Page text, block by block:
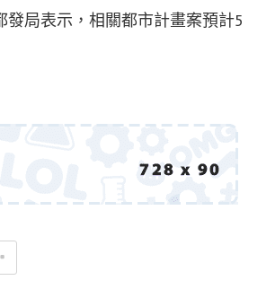
局表示，相關都市計畫案預計5